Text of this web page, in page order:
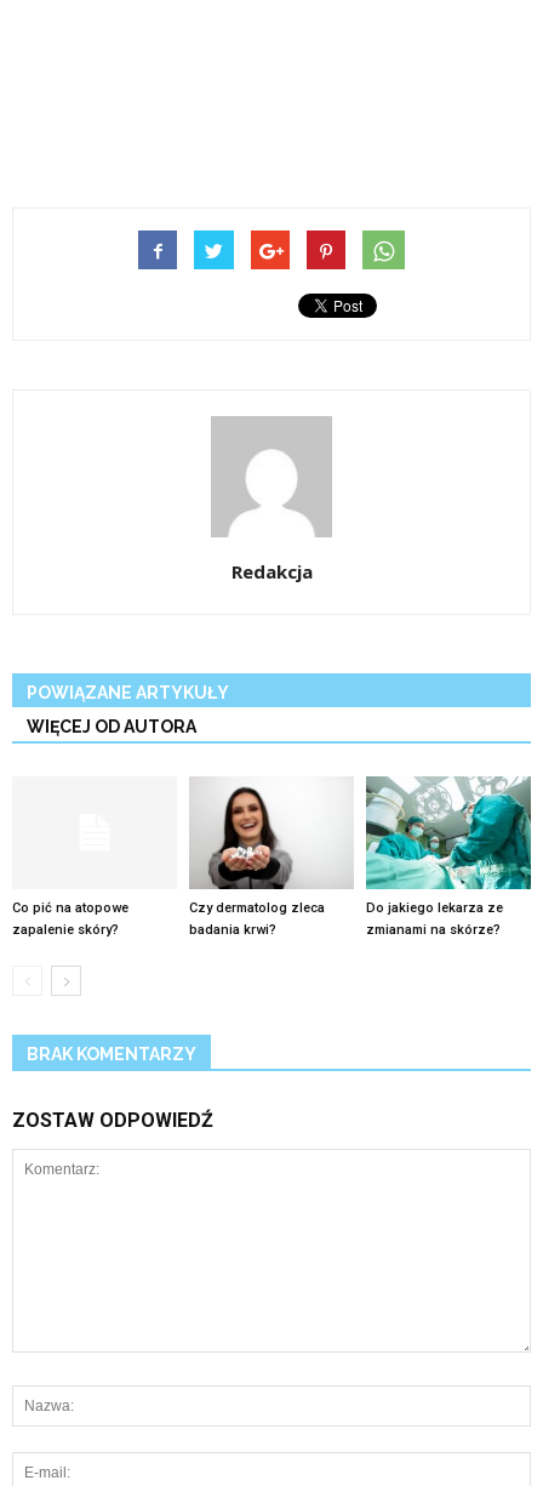
Redakcja
POWIĄZANE ARTYKUŁY
WIĘCEJ OD AUTORA
Co pić na atopowe
zapalenie skóry?
Czy dermatolog zleca
badania krwi?
Do jakiego lekarza ze
zmianami na skórze?
BRAK KOMENTARZY
ZOSTAW ODPOWIEDŹ